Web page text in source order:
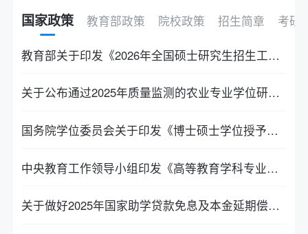
国家政策 教育部政策 院校政策 招生简章 考研
教育部关于印发《2026年全国硕士研究生招生工作管理规定》的通知
关于公布通过2025年质量监测的农业专业学位研究生培养单位和科技小院名单的通知
国务院学位委员会关于印发《博士硕士学位授予资格审核办法》的通知
中央教育工作领导小组印发《高等教育学科专业设置调整优化行动方案（2025—2027年）》
关于做好2025年国家助学贷款免息及本金延期偿还工作的通知